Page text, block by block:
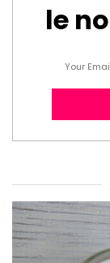
le